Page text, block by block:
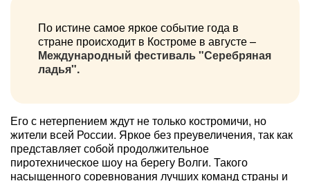
По истине самое яркое событие года в
стране происходит в Костроме в августе –
Международный фестиваль "Серебряная
ладья".
Его с нетерпением ждут не только костромичи, но
жители всей России. Яркое без преувеличения, так как
представляет собой продолжительное
пиротехническое шоу на берегу Волги. Такого
насыщенного соревнования лучших команд страны и